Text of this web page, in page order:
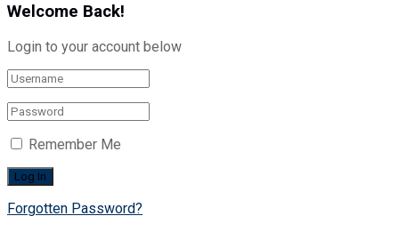
Welcome Back!
Login to your account below
Remember Me
Forgotten Password?